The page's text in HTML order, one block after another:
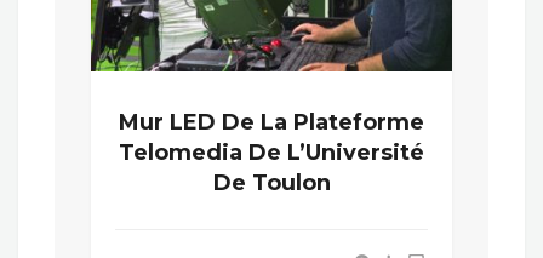
Mur LED De La Plateforme
Telomedia De L’Université
De Toulon